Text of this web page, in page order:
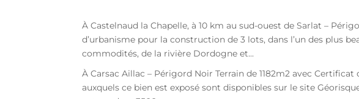
À Castelnaud la Chapelle, à 10 km au sud-ouest de Sarlat –
d’urbanisme pour la construction de 3 lots, dans l’un des plus
commodités, de la rivière Dordogne et...
À Carsac Aillac – Périgord Noir Terrain de 1182m2 avec
auxquels ce bien est exposé sont disponibles sur le site